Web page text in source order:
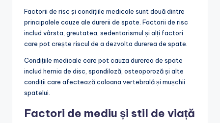
Factorii de risc și condițiile medicale sunt două dintre
principalele cauze ale durerii de spate. Factorii de risc
includ vârsta, greutatea, sedentarismul și alți factori
care pot crește riscul de a dezvolta durerea de spate.
Condițiile medicale care pot cauza durerea de spate
includ hernia de disc, spondiloză, osteoporoză și alte
condiții care afectează coloana vertebrală și mușchii
spatelui.
Factori de mediu și stil de viață